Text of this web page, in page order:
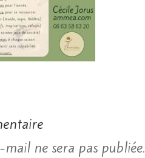
mail ne sera pas publiée.